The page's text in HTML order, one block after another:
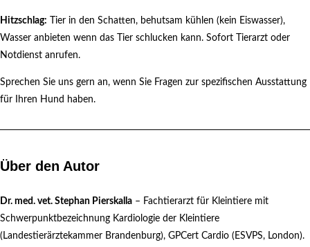
Hitzschlag: Tier in den Schatten, behutsam kühlen (kein Eiswasser),
Wasser anbieten wenn das Tier schlucken kann. Sofort Tierarzt oder
Notdienst anrufen.
Sprechen Sie uns gern an, wenn Sie Fragen zur spezifischen Ausstattung
für Ihren Hund haben.
Über den Autor
Dr. med. vet. Stephan Pierskalla – Fachtierarzt für Kleintiere mit
Schwerpunktbezeichnung Kardiologie der Kleintiere
(Landestierärztekammer Brandenburg), GPCert Cardio (ESVPS, London).